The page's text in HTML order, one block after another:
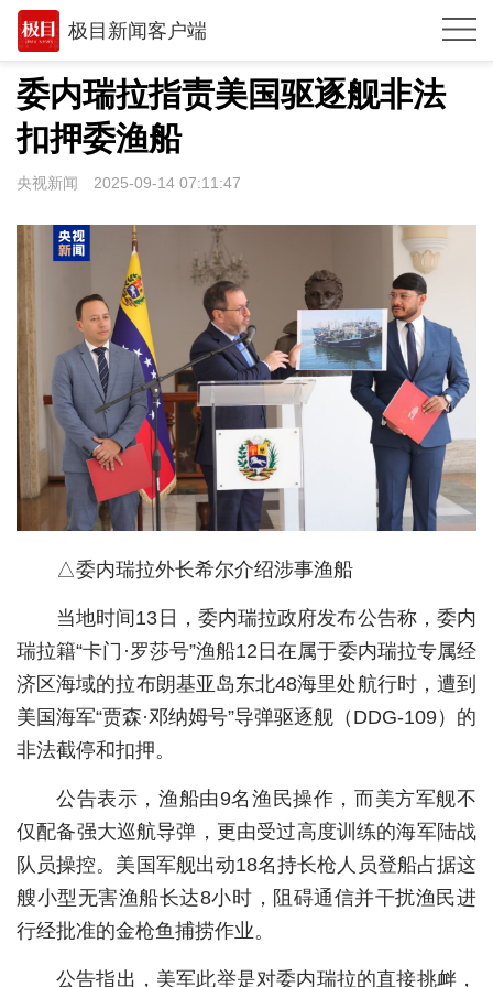
极目新闻客户端
推荐
观点
时政
武汉
环球
专题
极客圈
经济
城建
科教
健康
悠游
相亲
汽车
房产
消费
创意
文化
委内瑞拉指责美国驱逐舰非法
扣押委渔船
央视新闻 2025-09-14 07:11:47
△委内瑞拉外长希尔介绍涉事渔船
当地时间13日，委内瑞拉政府发布公告称，委内
瑞拉籍“卡门·罗莎号”渔船12日在属于委内瑞拉专属经
济区海域的拉布朗基亚岛东北48海里处航行时，遭到
美国海军“贾森·邓纳姆号”导弹驱逐舰（DDG-109）的
非法截停和扣押。
公告表示，渔船由9名渔民操作，而美方军舰不
仅配备强大巡航导弹，更由受过高度训练的海军陆战
队员操控。美国军舰出动18名持长枪人员登船占据这
艘小型无害渔船长达8小时，阻碍通信并干扰渔民进
行经批准的金枪鱼捕捞作业。
公告指出，美军此举是对委内瑞拉的直接挑衅，